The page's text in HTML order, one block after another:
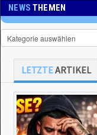
NEWSTHEMEN
LETZTEARTIKEL